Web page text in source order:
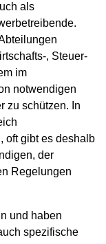
als
, Steuer-
im
notwendigen
zu schützen. In
oft gibt es deshalb
der
Regelungen
und haben
spezifische